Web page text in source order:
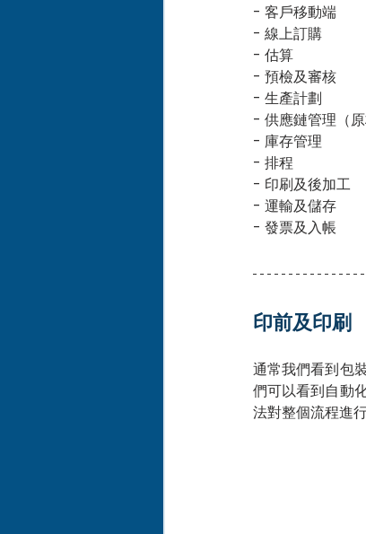
- 客戶移動端
- 線上訂購
- 估算
- 預檢及審核
- 生產計劃
- 供應鏈管理（原
- 庫存管理
- 排程
- 印刷及後加工
- 運輸及儲存
- 發票及入帳
印前及印刷
通常我們看到包
們可以看到自動
法對整個流程進